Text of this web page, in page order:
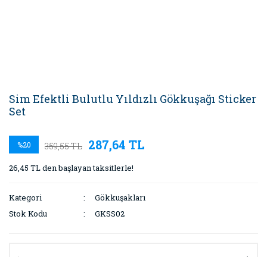
Sim Efektli Bulutlu Yıldızlı Gökkuşağı Sticker
Set
%20 359,55 TL 287,64 TL
26,45 TL den başlayan taksitlerle!
Kategori
Gökkuşakları
Stok Kodu
GKSS02